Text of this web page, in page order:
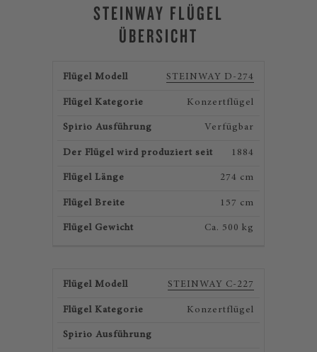
STEINWAY FLÜGEL
ÜBERSICHT
Flügel
Flügel
Spirio
Der Flügel
produziert
STEINWAY D-274
Konzertflügel
Verfügbar
1884
274 cm
157 cm
Ca. 500 kg
STEINWAY C-227
Konzertflügel